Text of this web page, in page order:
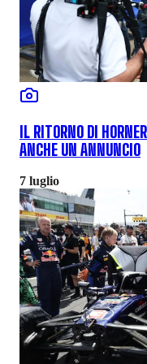
IL RITORNO DI
ANCHE UN ANNUNCIO
7 luglio